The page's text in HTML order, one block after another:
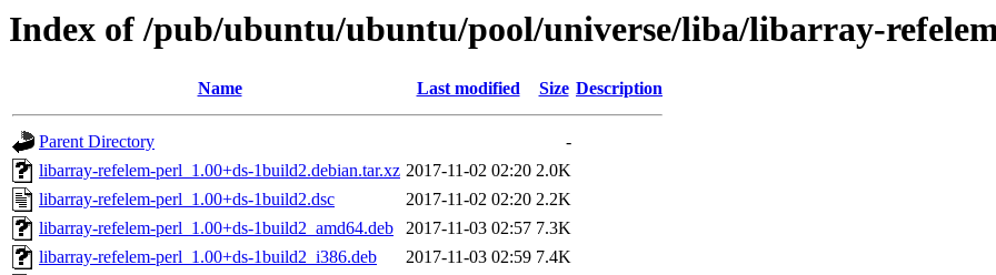
Index of /pub/ubuntu/ubuntu/pool/universe/liba/libarray-
Name Last modified Size Description
Parent Directory
-
libarray-refelem-perl_1.00+ds-1build2.debian.tar.xz 2017-11-02 02:20 2.0K
libarray-refelem-perl_1.00+ds-1build2.dsc
2017-11-02 02:20 2.2K
libarray-refelem-perl_1.00+ds-1build2_amd64.deb
2017-11-03 02:57 7.3K
libarray-refelem-perl_1.00+ds-1build2_i386.deb
2017-11-03 02:59 7.4K